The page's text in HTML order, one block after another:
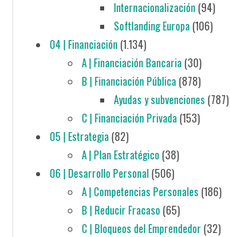
Internacionalización(94)
Softlanding Europa(106)
04 | Financiación(1.134)
A | Financiación Bancaria(30)
B | Financiación Pública(878)
Ayudas y subvenciones (787)
C | Financiación Privada(153)
05 | Estrategia(82)
A | Plan Estratégico(38)
06 | Desarrollo Personal(506)
A | Competencias Personales (186)
B | Reducir Fracaso(65)
C | Bloqueos del Emprendedor(32)